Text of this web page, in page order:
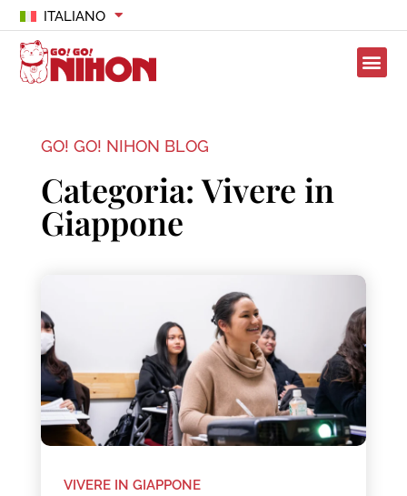
ITALIANO
GO! GO! NIHON BLOG
Categoria: Vivere in
Giappone
VIVERE IN GIAPPONE